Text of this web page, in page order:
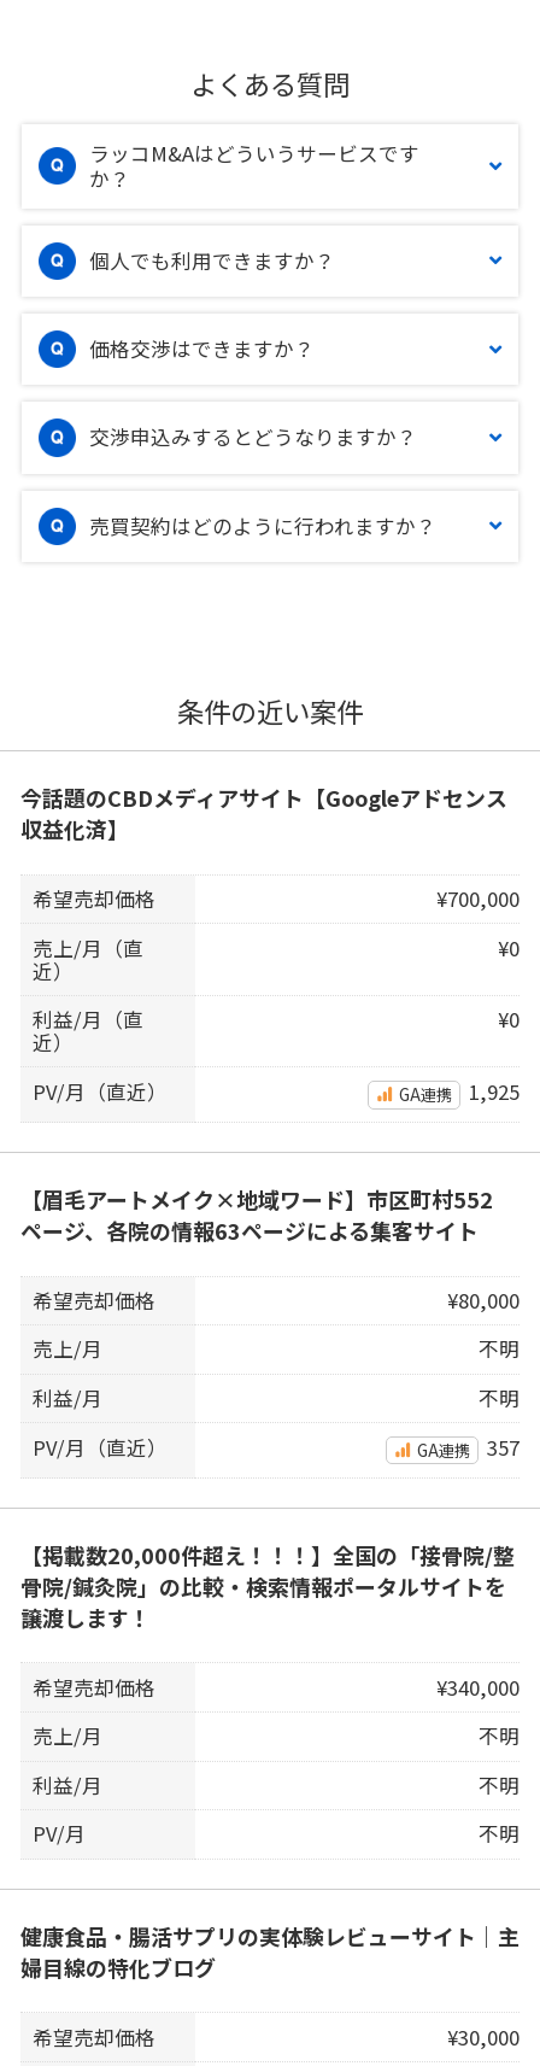
よくある質問
ラッコM&Aはどういうサービスです
か？
個人でも利用できますか？
価格交渉はできますか？
交渉申込みするとどうなりますか？
売買契約はどのように行われますか？
条件の近い案件
今話題のCBDメディアサイト【Googleアドセンス
収益化済】
希望売却価格
¥700,000
売上/月（直
近）
¥0
利益/月（直
近）
¥0
PV/月（直近） GA連携 1,925
【眉毛アートメイク×地域ワード】市区町村552
ページ、各院の情報63ページによる集客サイト
希望売却価格
¥80,000
売上/月
不明
利益/月
不明
PV/月（直近）
GA連携 357
【掲載数20,000件超え！！！】全国の「接骨院/整
骨院/鍼灸院」の比較・検索情報ポータルサイトを
譲渡します！
希望売却価格
¥340,000
売上/月
不明
利益/月
不明
PV/月
不明
健康食品・腸活サプリの実体験レビューサイト｜主
婦目線の特化ブログ
希望売却価格
¥30,000